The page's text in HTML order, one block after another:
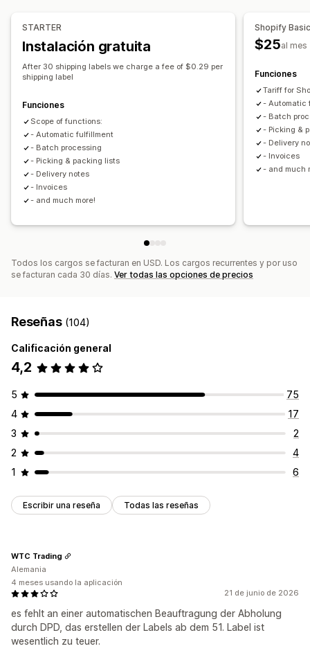
Descarga masiva
Automatización de correos electrónicos
Generación de PDF Impresión y exportación Informes
Reglas de envío
Sincronización de pedidos
Informes y estadísticas de envíos
STARTER
Instalación gratuita
After 30 shipping labels we charge a fee of $0.29 per
shipping label
Funciones
Scope of functions:
- Automatic fulfillment
- Batch processing
- Picking & packing lists
- Delivery notes
- Invoices
- and much more!
Shopify
$25al mes
Funciones
Tariff for
- Automatic
- Batch
- Picking &
- Delivery
- Invoices
- and much
Todos los cargos se facturan en USD. Los cargos recurrentes y por uso
se facturan cada 30 días. Ver todas las opciones de precios
Reseñas (104)
Calificación general
4,2
5
75
4
17
3
2
2
4
1
6
Escribir una reseña Todas las reseñas
21 de junio de 2026
es fehlt an einer automatischen Beauftragung der Abholung
durch DPD, das erstellen der Labels ab dem 51. Label ist
wesentlich zu teuer.
WTC Trading
Alemania
4 meses usando la aplicación